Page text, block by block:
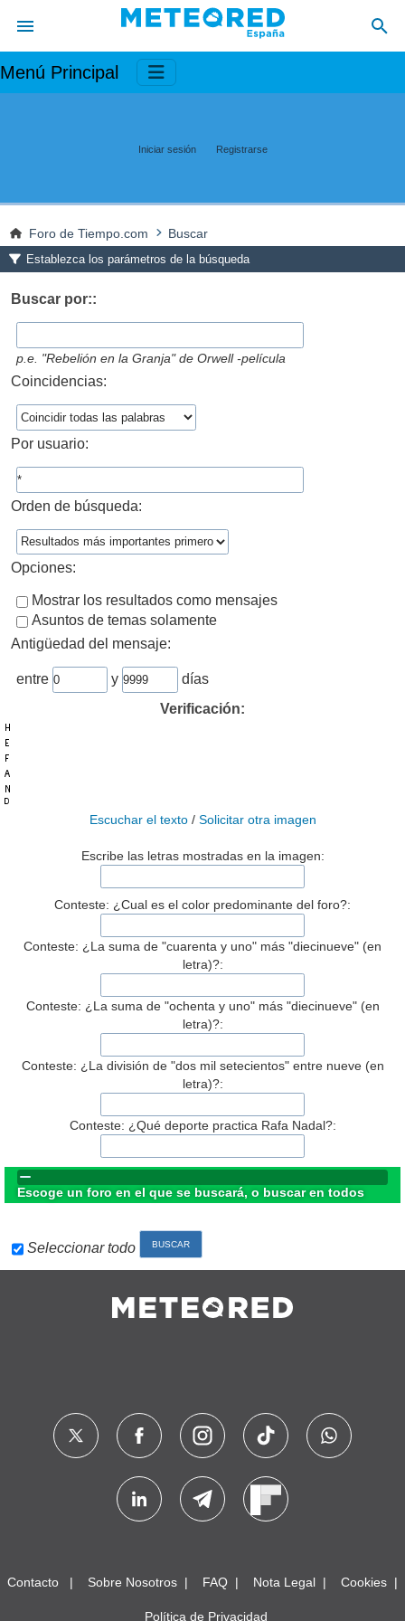
Menú Principal
Iniciar sesión Registrarse
Foro de Tiempo.com Buscar
Establezca los parámetros de la búsqueda
Buscar por::
p.e. "Rebelión en la Granja" de Orwell -película
Coincidencias:
Por usuario:
Orden de búsqueda:
Opciones:
Mostrar los resultados como mensajes
Asuntos de temas solamente
Antigüedad del mensaje:
entre y
días
Verificación:
Escuchar el texto/ Solicitar otra imagen
Escribe las letras mostradas en la imagen:
Conteste: ¿Cual es el color predominante del foro?:
Conteste: ¿La suma de "cuarenta y uno" más "diecinueve" (en
letra)?:
Conteste: ¿La suma de "ochenta y uno" más "diecinueve" (en
letra)?:
Conteste: ¿La división de "dos mil setecientos" entre nueve (en
letra)?:
Conteste: ¿Qué deporte practica Rafa Nadal?:
Escoge un foro en el que se buscará, o buscar en todos
Seleccionar todo
Contacto Sobre Nosotros FAQ Nota Legal Cookies
Política de Privacidad